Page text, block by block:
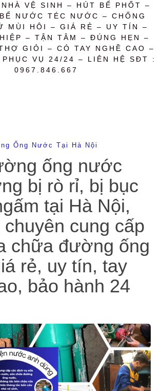
VỆ SINH – HÚT BỂ PHỐT –
NƯỚC TÉC NƯỚC – CHỐNG
MÙI HÔI – GIÁ RẺ – UY TÍN –
– TẬN TÂM – ĐÚNG HẸN –
GIỎI – CÓ TAY NGHỀ CAO –
VỤ 24/24 – LIÊN HỆ SĐT :
0967.846.667
Ống Nước Tại Hà Nội
ống nước
bị rò rỉ, bị bục
tại Hà Nội,
chuyên cung cấp
chữa đường ống
rẻ, uy tín, tay
bảo hành 24